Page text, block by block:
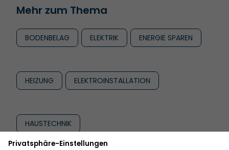
Mehr zum Thema
BODENBELAG ELEKTRIK ENERGIE SPAREN
HEIZUNG ELEKTROINSTALLATION
HAUSTECHNIK